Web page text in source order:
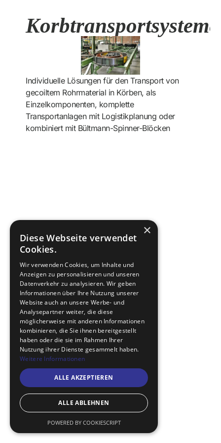
Korbtransportsysteme
Individuelle Lösungen für den Transport von
gecoiltem Rohrmaterial in Körben, als
Einzelkomponenten, komplette
Transportanlagen mit Logistikplanung oder
kombiniert mit Bültmann-Spinner-Blöcken
×
Diese Webseite verwendet
Cookies.
Wir verwenden Cookies, um Inhalte und
Anzeigen zu personalisieren und unseren
Datenverkehr zu analysieren. Wir geben
Informationen über Ihre Nutzung unserer
Website auch an unsere Werbe- und
Analysepartner weiter, die diese
möglicherweise mit anderen Informationen
kombinieren, die Sie ihnen bereitgestellt
haben oder die sie im Rahmen Ihrer
Nutzung ihrer Dienste gesammelt haben.
Weitere Informationen
ALLE AKZEPTIEREN
ALLE ABLEHNEN
POWERED BY COOKIESCRIPT